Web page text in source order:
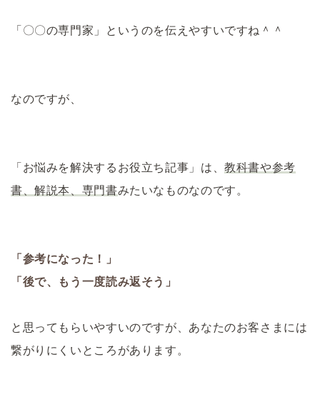
「〇〇の専門家」というのを伝えやすいですね＾＾
なのですが、
「お悩みを解決するお役立ち記事」は、教科書や参考
書、解説本、専門書みたいなものなのです。
「参考になった！」
「後で、もう一度読み返そう」
と思ってもらいやすいのですが、あなたのお客さまには
繋がりにくいところがあります。